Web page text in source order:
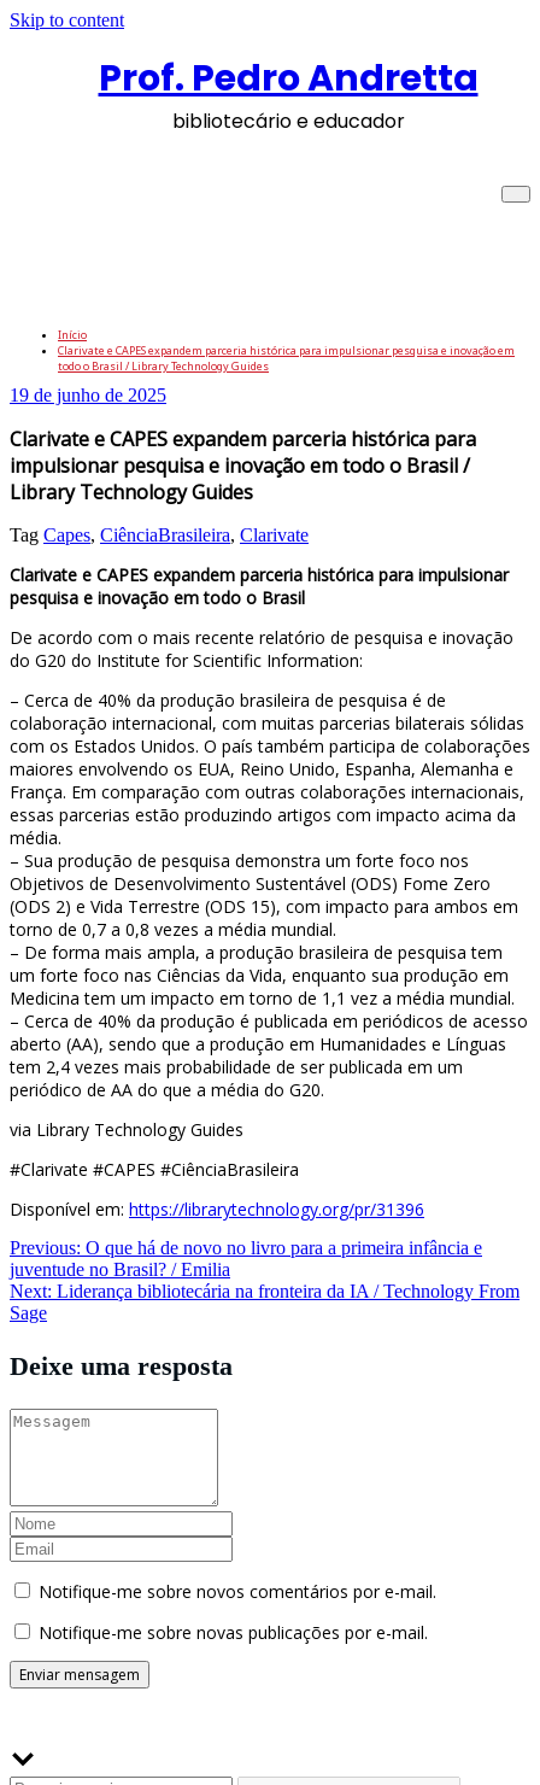
Skip to content
Prof. Pedro Andretta
bibliotecário e educador
Início
Clarivate e CAPES expandem parceria histórica para impulsionar pesquisa e inovação em
todo o Brasil / Library Technology Guides
19 de junho de 2025
Clarivate e CAPES expandem parceria histórica para
impulsionar pesquisa e inovação em todo o Brasil /
Library Technology Guides
Tag Capes, CiênciaBrasileira, Clarivate
Clarivate e CAPES expandem parceria histórica para impulsionar
pesquisa e inovação em todo o Brasil
De acordo com o mais recente relatório de pesquisa e inovação
do G20 do Institute for Scientific Information:
– Cerca de 40% da produção brasileira de pesquisa é de
colaboração internacional, com muitas parcerias bilaterais sólidas
com os Estados Unidos. O país também participa de colaborações
maiores envolvendo os EUA, Reino Unido, Espanha, Alemanha e
França. Em comparação com outras colaborações internacionais,
essas parcerias estão produzindo artigos com impacto acima da
média.
– Sua produção de pesquisa demonstra um forte foco nos
Objetivos de Desenvolvimento Sustentável (ODS) Fome Zero
(ODS 2) e Vida Terrestre (ODS 15), com impacto para ambos em
torno de 0,7 a 0,8 vezes a média mundial.
– De forma mais ampla, a produção brasileira de pesquisa tem
um forte foco nas Ciências da Vida, enquanto sua produção em
Medicina tem um impacto em torno de 1,1 vez a média mundial.
– Cerca de 40% da produção é publicada em periódicos de acesso
aberto (AA), sendo que a produção em Humanidades e Línguas
tem 2,4 vezes mais probabilidade de ser publicada em um
periódico de AA do que a média do G20.
via Library Technology Guides
#Clarivate #CAPES #CiênciaBrasileira
Disponível em: https://librarytechnology.org/pr/31396
Navegação
de
Post
Previous: O que há de novo no livro para a primeira infância e
juventude no Brasil? / Emilia
Next: Liderança bibliotecária na fronteira da IA / Technology From
Sage
Deixe uma resposta
Notifique-me sobre novos comentários por e-mail.
Notifique-me sobre novas publicações por e-mail.